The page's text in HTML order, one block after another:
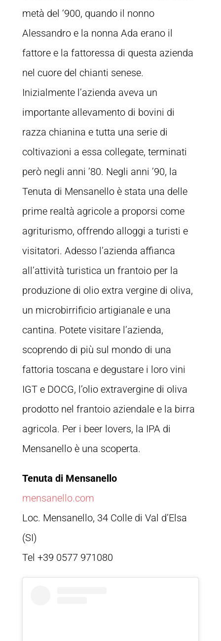
metà del ‘900, quando il nonno
Alessandro e la nonna Ada erano il
fattore e la fattoressa di questa azienda
nel cuore del chianti senese.
Inizialmente l’azienda aveva un
importante allevamento di bovini di
razza chianina e tutta una serie di
coltivazioni a essa collegate, terminati
però negli anni ’80. Negli anni ’90, la
Tenuta di Mensanello è stata una delle
prime realtà agricole a proporsi come
agriturismo, offrendo alloggi a turisti e
visitatori. Adesso l’azienda affianca
all’attività turistica un frantoio per la
produzione di olio extra vergine di oliva,
un microbirrificio artigianale e una
cantina. Potete visitare l’azienda,
scoprendo di più sul mondo di una
fattoria toscana e degustare i loro vini
IGT e DOCG, l’olio extravergine di oliva
prodotto nel frantoio aziendale e la birra
agricola. Per i beer lovers, la IPA di
Mensanello è una scoperta.
Tenuta di Mensanello
mensanello.com
Loc. Mensanello, 34 Colle di Val d’Elsa
(SI)
Tel +39 0577 971080